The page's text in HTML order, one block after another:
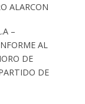
ALARCON
–
AL
DE
DE